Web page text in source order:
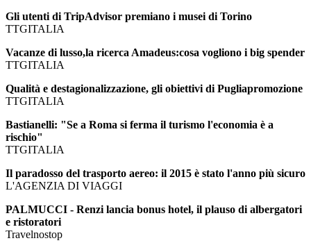
Gli utenti di TripAdvisor premiano i musei di Torino
TTGITALIA
Vacanze di lusso,la ricerca Amadeus:cosa vogliono i big spender
TTGITALIA
Qualità e destagionalizzazione, gli obiettivi di Pugliapromozione
TTGITALIA
Bastianelli: "Se a Roma si ferma il turismo l'economia è a
rischio"
TTGITALIA
Il paradosso del trasporto aereo: il 2015 è stato l'anno più sicuro
L'AGENZIA DI VIAGGI
PALMUCCI - Renzi lancia bonus hotel, il plauso di albergatori
e ristoratori
Travelnostop